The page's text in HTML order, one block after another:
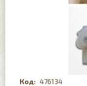
476134